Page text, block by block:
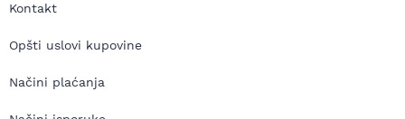
Kontakt
Opšti uslovi kupovine
Načini plaćanja